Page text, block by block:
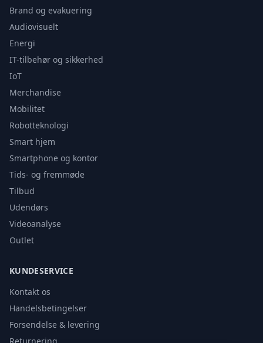
Brand og evakuering
Audiovisuelt
Energi
IT-tilbehør og sikkerhed
IoT
Merchandise
Mobilitet
Robotteknologi
Smart hjem
Smartphone og kontor
Tids- og fremmøde
Tilbud
Udendørs
Videoanalyse
Outlet
KUNDESERVICE
Kontakt os
Handelsbetingelser
Forsendelse & levering